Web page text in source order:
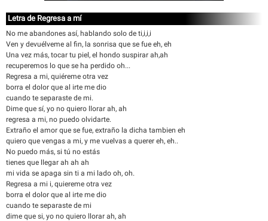
Letra de Regresa a mí
No me abandones así, hablando solo de ti,i,i,i
Ven y devuélveme al fin, la sonrisa que se fue eh, eh
Una vez más, tocar tu piel, el hondo suspirar ah,ah
recuperemos lo que se ha perdido oh...
Regresa a mi, quiéreme otra vez
borra el dolor que al irte me dio
cuando te separaste de mi.
Dime que sí, yo no quiero llorar ah, ah
regresa a mi, no puedo olvidarte.
Extraño el amor que se fue, extraño la dicha tambien eh
quiero que vengas a mi, y me vuelvas a querer eh, eh..
No puedo más, si tú no estás
tienes que llegar ah ah ah
mi vida se apaga sin ti a mi lado oh, oh.
Regresa a mi i, quiereme otra vez
borra el dolor que al irte me dio
cuando te separaste de mi
dime que si, yo no quiero llorar ah, ah